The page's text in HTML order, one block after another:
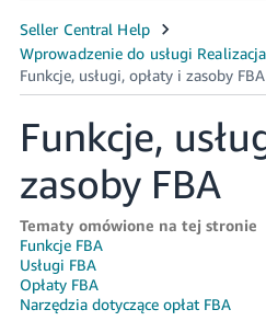
中
文
CN
English
- GB
Polski
- PL
Funkcje,
zasoby FBA
Tematy omówione na tej stronie
Funkcje FBA
Usługi FBA
Opłaty FBA
Narzędzia dotyczące opłat FBA